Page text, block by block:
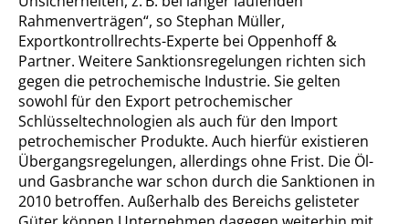
Rahmenverträgen“, so Stephan Müller,
Exportkontrollrechts-Experte bei Oppenhoff &
Partner. Weitere Sanktionsregelungen richten sich
gegen die petrochemische Industrie. Sie gelten
sowohl für den Export petrochemischer
Schlüsseltechnologien als auch für den Import
petrochemischer Produkte. Auch hierfür existieren
Übergangsregelungen, allerdings ohne Frist. Die Öl-
und Gasbranche war schon durch die Sanktionen in
2010 betroffen. Außerhalb des Bereichs gelisteter